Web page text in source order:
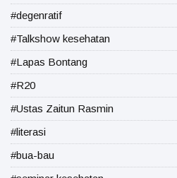
#degenratif
#Talkshow kesehatan
#Lapas Bontang
#R20
#Ustas Zaitun Rasmin
#literasi
#bua-bau